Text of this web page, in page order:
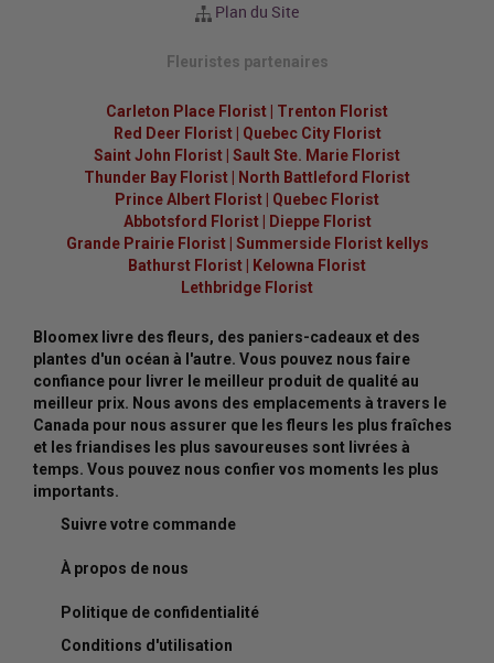
Plan du Site
Fleuristes partenaires
Carleton Place Florist
Trenton Florist
Red Deer Florist| Quebec City Florist
Saint John Florist Sault Ste. Marie Florist
Thunder Bay Florist
North Battleford Florist
Prince Albert Florist
Quebec Florist
Abbotsford Florist|
Dieppe Florist
Grande Prairie Florist| Summerside Florist kellys
Bathurst Florist
Kelowna Florist
Lethbridge Florist
Bloomex livre des fleurs, des paniers-cadeaux et des
plantes d'un océan à l'autre. Vous pouvez nous faire
confiance pour livrer le meilleur produit de qualité au
meilleur prix. Nous avons des emplacements à travers le
Canada pour nous assurer que les fleurs les plus fraîches
et les friandises les plus savoureuses sont livrées à
temps. Vous pouvez nous confier vos moments les plus
importants.
Suivre votre commande
À propos de nous
Politique de confidentialité
Conditions d'utilisation